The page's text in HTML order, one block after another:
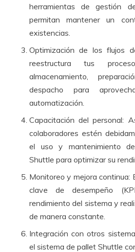
herramientas de gestión
permitan mantener un
existencias.
Optimización de los flujos
reestructura tus
almacenamiento,
despacho para
automatización.
Capacitación del personal:
colaboradores estén
el uso y mantenimiento
Shuttle para optimizar su
Monitoreo y mejora continua:
clave de desempeño
rendimiento del sistema y
de manera constante.
Integración con otros
el sistema de pallet Shuttle